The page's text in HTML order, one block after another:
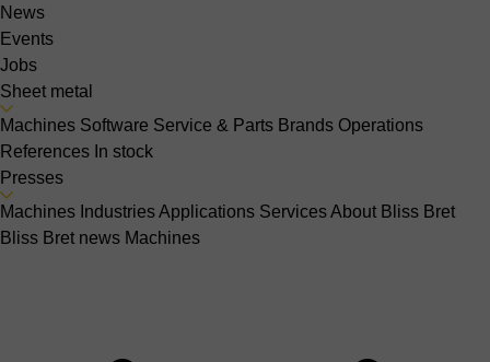
News
Events
Jobs
Sheet metal
Machines Software Service & Parts Brands Operations
References In stock
Presses
Machines IndustriesApplications ServicesAbout Bliss Bret
Bliss Bret news Machines